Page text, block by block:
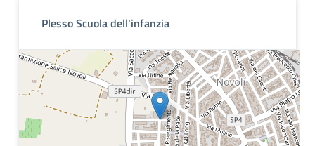
Plesso Scuola dell'infanzia